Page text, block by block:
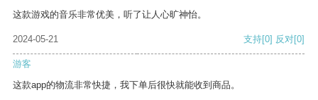
这款游戏的音乐非常优美，听了让人心旷神怡。
2024-05-21 支持[0] 反对[0]
游客
这款app的物流非常快捷，我下单后很快就能收到商品。